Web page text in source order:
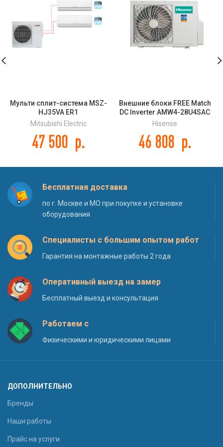
Мульти сплит-система MSZ-
HJ35VA ER1
Mitsubishi Electric
47 500 р.
Внешние блоки FREE Match
DC Inverter AMW4-28U4SAC
Hisense
46 808 р.
Бесплатная доставка
по г. Москве и МО при покупке и установке
оборудования
Специалисты с большим опытом работ
Гарантия на монтажные работы 2 года
Оперативный выезд на замер
Бесплатный выезд и консультация
Работаем с
Физическими и юридическими лицами
ДОПОЛНИТЕЛЬНО
Бренды
Наши работы
Прайс на услуги